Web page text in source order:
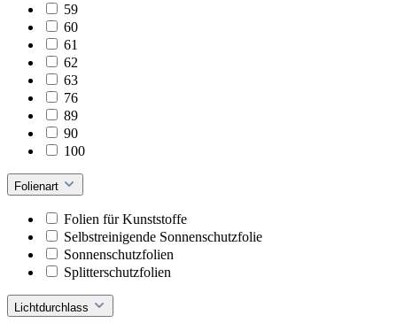
59
60
61
62
63
76
89
90
100
Folienart
Folien für Kunststoffe
Selbstreinigende Sonnenschutzfolie
Sonnenschutzfolien
Splitterschutzfolien
Lichtdurchlass